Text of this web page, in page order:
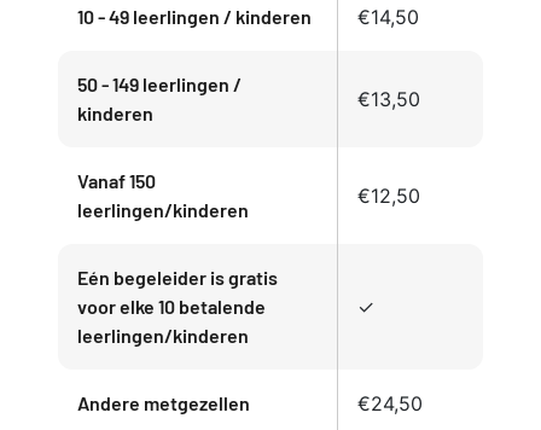
10 - 49 leerlingen / kinderen €14,50
50 - 149 leerlingen /
kinderen
€13,50
Vanaf 150
leerlingen/kinderen
€12,50
Eén begeleider is gratis
voor elke 10 betalende
leerlingen/kinderen
✓
Andere metgezellen €24,50